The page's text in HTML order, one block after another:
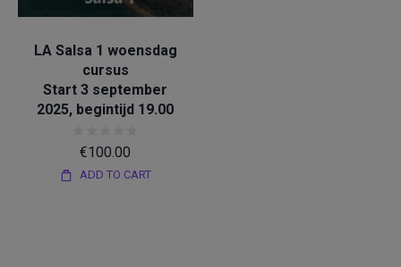
LA Salsa 1 woensdag
cursus
Start 3 september
2025, begintijd 19.00
ADD TO CART
€100.00